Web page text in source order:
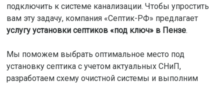
подключить к системе канализации. Чтобы упростить
вам эту задачу, компания «Септик-РФ» предлагает
услугу установки септиков «под ключ» в Пензе.
Мы поможем выбрать оптимальное место под
установку септика с учетом актуальных СНиП,
разработаем схему очистной системы и выполним